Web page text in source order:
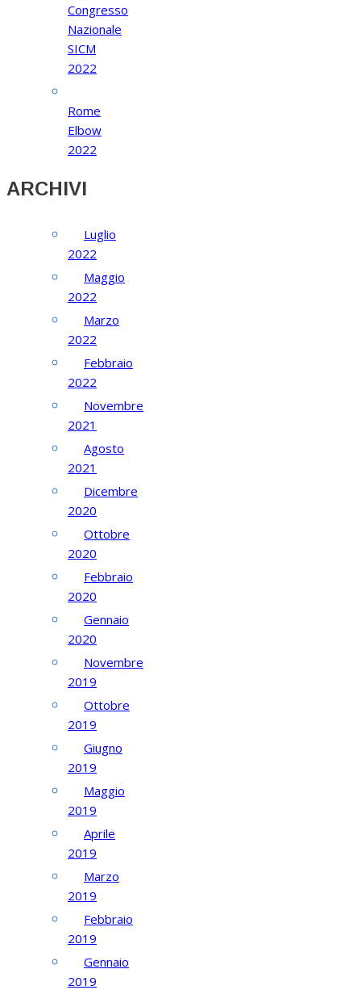
Congresso
Nazionale
SICM
2022
Rome
Elbow
2022
ARCHIVI
Luglio
2022
Maggio
2022
Marzo
2022
Febbraio
2022
Novembre
2021
Agosto
2021
Dicembre
2020
Ottobre
2020
Febbraio
2020
Gennaio
2020
Novembre
2019
Ottobre
2019
Giugno
2019
Maggio
2019
Aprile
2019
Marzo
2019
Febbraio
2019
Gennaio
2019